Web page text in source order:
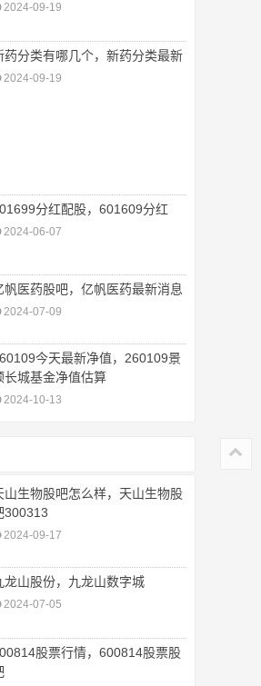
2024-09-19
药分类有哪几个，新药分类最新
2024-09-19
分红配股，601609分红
2024-06-07
帆医药股吧，亿帆医药最新消息
2024-07-09
今天最新净值，260109景
长城基金净值估算
2024-10-13
山生物股吧怎么样，天山生物股
300313
2024-09-17
龙山股份，九龙山数字城
2024-07-05
股票行情，600814股票股